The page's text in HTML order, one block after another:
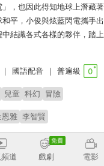
，也因此得知地球上潛藏
平，小俊與炫藍閃電攜手
中結識各式各樣的夥伴，踏
國語配音 普遍級
兒童 科幻 冒險
恩雅 李智賢
故事 # 機器人# 爸媽安心
道 戲劇 電影